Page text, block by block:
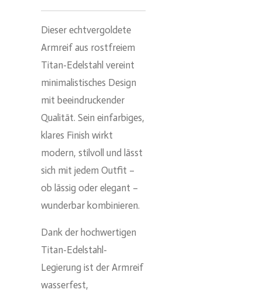
Dieser echtvergoldete
Armreif aus rostfreiem
Titan-Edelstahl vereint
minimalistisches Design
mit beeindruckender
Qualität. Sein einfarbiges,
klares Finish wirkt
modern, stilvoll und lässt
sich mit jedem Outfit –
ob lässig oder elegant –
wunderbar kombinieren.
Dank der hochwertigen
Titan-Edelstahl-
Legierung ist der Armreif
wasserfest,